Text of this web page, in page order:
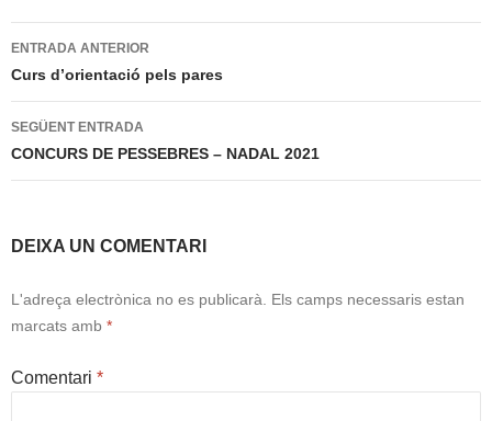
Navegació
per
les
entrades
ENTRADA ANTERIOR
Curs d’orientació pels pares
SEGÜENT ENTRADA
CONCURS DE PESSEBRES – NADAL 2021
DEIXA UN COMENTARI
L'adreça electrònica no es publicarà. Els camps necessaris estan
marcats amb *
Comentari *